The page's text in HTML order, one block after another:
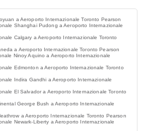
a Aeroporto Internazionale Toronto Pearson
Shanghai Pudong a Aeroporto Internazionale
Calgary a Aeroporto Internazionale Toronto
a Aeroporto Internazionale Toronto Pearson
Ninoy Aquino a Aeroporto Internazionale
Edmonton a Aeroporto Internazionale Toronto
Indira Gandhi a Aeroporto Internazionale
El Salvador a Aeroporto Internazionale Toronto
George Bush a Aeroporto Internazionale
a Aeroporto Internazionale Toronto Pearson
Newark-Liberty a Aeroporto Internazionale